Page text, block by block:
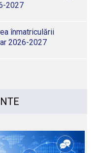
2027
înmatriculării
2026-2027